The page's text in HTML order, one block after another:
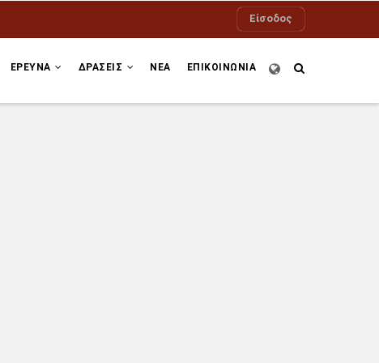
Είσοδος
ΕΡΕΥΝΑ ΔΡΆΣΕΙΣ ΝΕΑ ΕΠΙΚΟΙΝΩΝΙΑ